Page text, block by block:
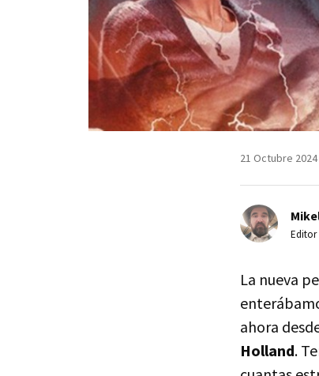
21 Octubre 2024
Editor
La nueva
ahora
Holland.